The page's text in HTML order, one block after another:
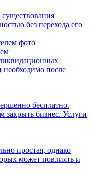
без перехода его
необходимо после
бесплатно.
закрыть бизнес. Услуги
простая, однако
может повлиять и